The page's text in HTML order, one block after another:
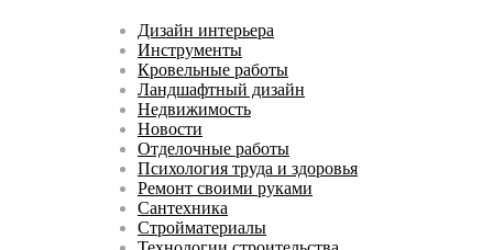
Дизайн интерьера
Инструменты
Кровельные работы
Ландшафтный дизайн
Недвижимость
Новости
Отделочные работы
Психология труда и здоровья
Ремонт своими руками
Сантехника
Стройматериалы